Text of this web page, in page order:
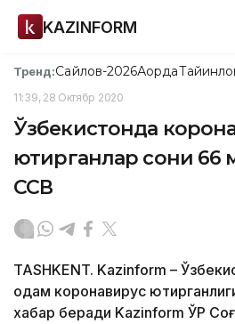
KAZINFORM
Тренд:Сайлов-2026Ақорда
11:39, 28 Октябр 2020
Ўзбекистонда
юқтирганлар сони
ССВ
TASHKENT. Kazinform –
одам коронавирус
хабар беради Kazinform ЎР